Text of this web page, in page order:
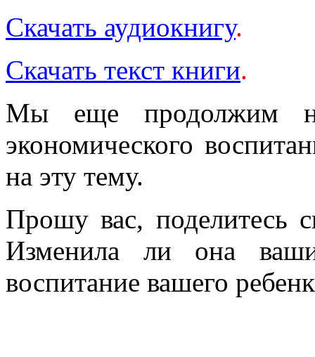
Скачать аудиокнигу.
Скачать текст книги.
Мы еще продолжим
экономического
на эту тему.
Прошу вас, поделитесь
Изменила ли она
воспитание вашего